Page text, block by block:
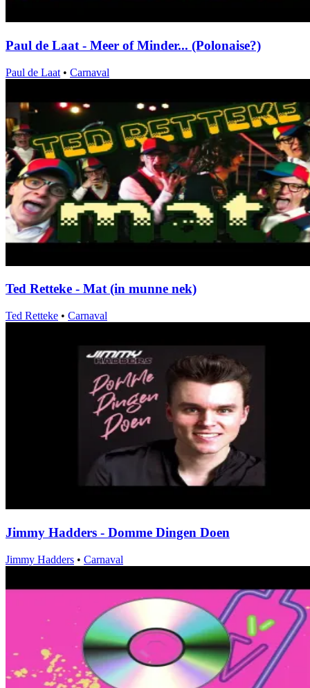
Paul de Laat - Meer of Minder... (Polonaise?)
Paul de Laat • Carnaval
Ted Retteke - Mat (in munne nek)
Ted Retteke • Carnaval
Jimmy Hadders - Domme Dingen Doen
Jimmy Hadders • Carnaval